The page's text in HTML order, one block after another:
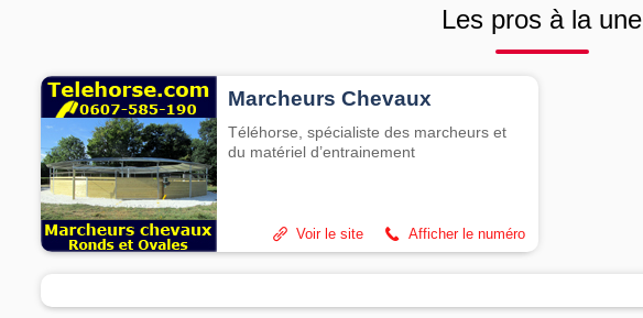
Les pros à la une
Marcheurs Chevaux
Téléhorse, spécialiste des marcheurs et
du matériel d’entrainement
Afficher le numéro
Voir le site